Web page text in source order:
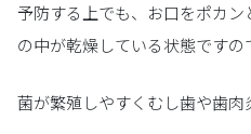
予防する上でも、お口をポカ
の中が乾燥している状態ですの
菌が繁殖しやすくむし歯や歯肉